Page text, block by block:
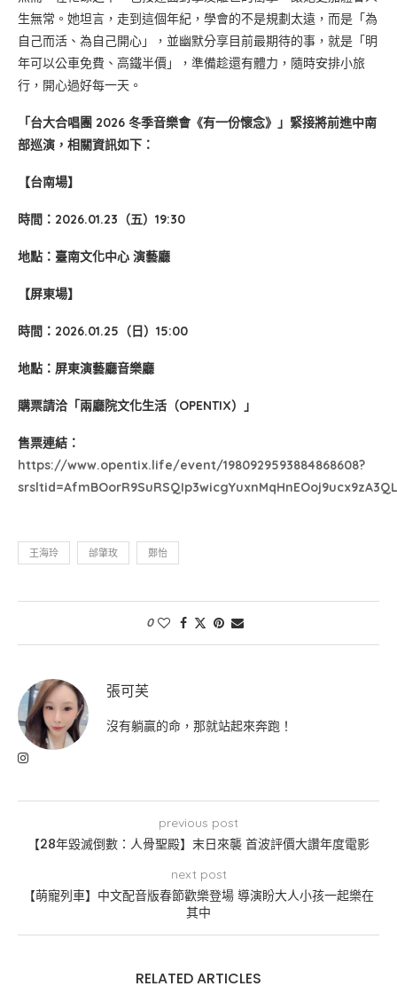
生無常。她坦言，走到這個年紀，學會的不是規劃太遠，而是「為
自己而活、為自己開心」，並幽默分享目前最期待的事，就是「明
年可以公車免費、高鐵半價」，準備趁還有體力，隨時安排小旅
行，開心過好每一天。
「台大合唱團 2026 冬季音樂會《有一份懷念》」緊接將前進中南
部巡演，相關資訊如下：
【台南場】
時間：2026.01.23（五）19:30
地點：臺南文化中心 演藝廳
【屏東場】
時間：2026.01.25（日）15:00
地點：屏東演藝廳音樂廳
購票請洽「兩廳院文化生活（OPENTIX）」
售票連結：
https://www.opentix.life/event/1980929593884868608?
王海玲 邰肇玫 鄭怡
0
張可芙
沒有躺贏的命，那就站起來奔跑！
previous post
【28年毀滅倒數：人骨聖殿】末日來襲 首波評價大讚年度電影
next post
【萌寵列車】中文配音版春節歡樂登場 導演盼大人小孩一起樂在
其中
RELATED ARTICLES